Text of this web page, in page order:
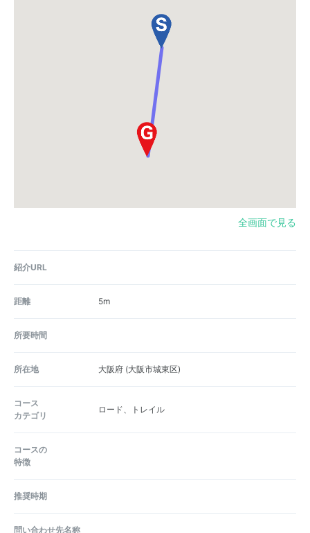
全画面で見る
紹介URL
距離 5m
所要時間
所在地 大阪府 (大阪市城東区)
コース
カテゴリ
ロード、トレイル
コースの
特徴
推奨時期
問い合わせ先名称